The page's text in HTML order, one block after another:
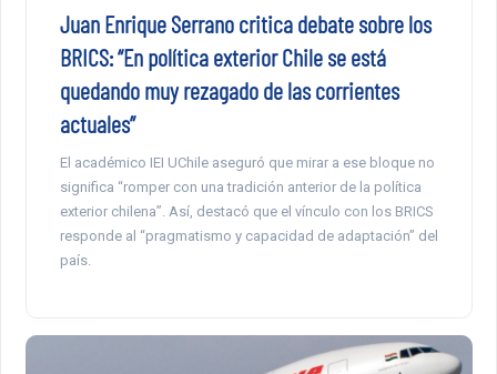
Juan Enrique Serrano critica debate sobre los
BRICS: “En política exterior Chile se está
quedando muy rezagado de las corrientes
actuales”
El académico IEI UChile aseguró que mirar a ese bloque no
significa “romper con una tradición anterior de la política
exterior chilena”. Así, destacó que el vínculo con los BRICS
responde al “pragmatismo y capacidad de adaptación” del
país.